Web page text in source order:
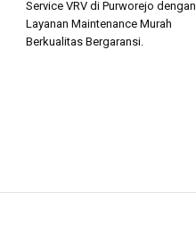
Service VRV di Purworejo dengan
Layanan Maintenance Murah
Berkualitas Bergaransi.